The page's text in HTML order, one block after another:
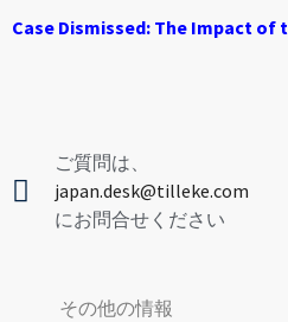
Case Dismissed: The Impact of
ご質問は、
japan.desk@tilleke.com
にお問合せください
その他の情報